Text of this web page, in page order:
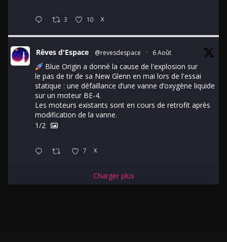
3 10 X
Rêves d'Espace @revesdespace · 6 Août
Blue Origin a donné la cause de l'explosion sur
le pas de tir de sa New Glenn en mai lors de l'essai
statique : une défaillance d’une vanne d’oxygène liquide
sur un moteur BE-4.
Les moteurs existants sont en cours de retrofit après
modification de la vanne.
1/2
7 X
Charger plus